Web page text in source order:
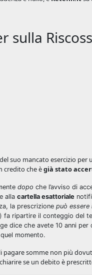
sulla
suo mancato esercizio
credito che ègià stato
dopo che l’avviso di
alla cartella esattoriale
la prescrizione può
fa ripartire il conteggio del
dice che avete 10 anni
momento.
somme non più
se un debito è